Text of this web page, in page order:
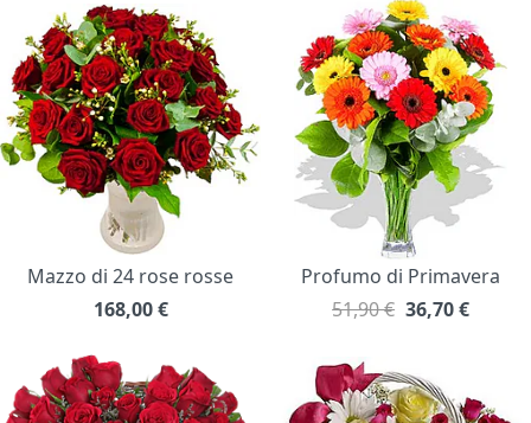
Mazzo di 24 rose rosse
168,00 €
Profumo di Primavera
51,90 € 36,70€